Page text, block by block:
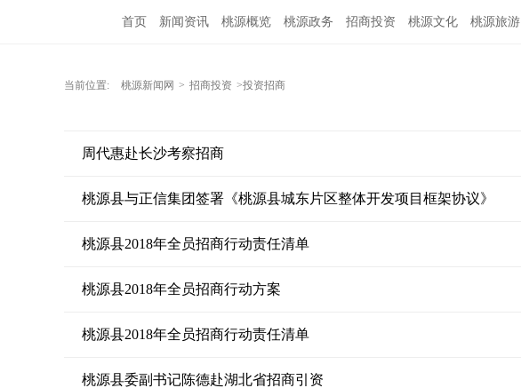
首页 新闻资讯 桃源概览 桃源政务 招商投资 桃源文化 桃源旅游
当前位置: 桃源新闻网 > 招商投资 >投资招商
周代惠赴长沙考察招商
桃源县与正信集团签署《桃源县城东片区整体开发项目框架协议》
桃源县2018年全员招商行动责任清单
桃源县2018年全员招商行动方案
桃源县2018年全员招商行动责任清单
桃源县委副书记陈德赴湖北省招商引资